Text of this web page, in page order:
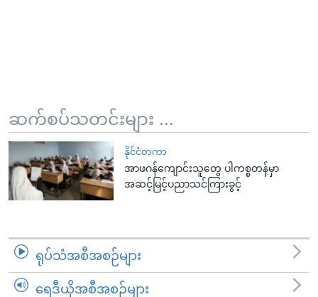
ဆက်စပ်သတင်းများ ...
နိုင်ငံတကာ
အာဖဂန်ကျောင်းသူတွေ ပါကစ္စတန်မှာ
အဆင့်မြင့်ပညာသင်ကြားခွင့်
ရုပ်သံအစီအစဉ်များ
ရေဒီယိုအစီအစဉ်များ